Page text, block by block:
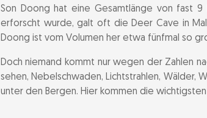
Son Doong hat eine Gesamtlänge von fast 9
erforscht wurde, galt oft die Deer Cave in
Doong ist vom Volumen her etwa fünfmal so
Doch niemand kommt nur wegen der Zahlen
sehen, Nebelschwaden, Lichtstrahlen, Wälder,
unter den Bergen. Hier kommen die